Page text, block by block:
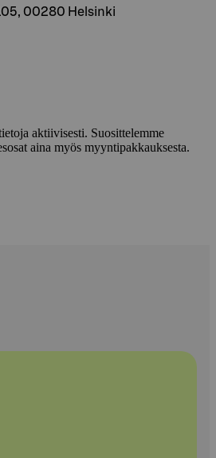
00280 Helsinki
aktiivisesti. Suosittelemme
aina myös myyntipakkauksesta.